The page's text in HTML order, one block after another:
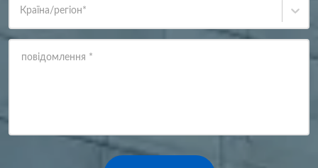
Країна/регіон*
повідомлення *